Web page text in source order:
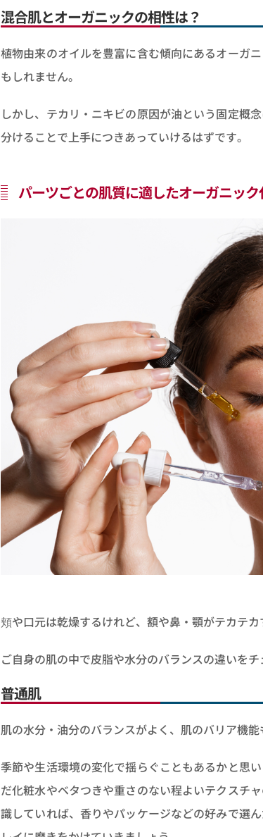
混合肌とオーガニックの相性は？
植物由来のオイルを豊富に含む傾向にあるオーガ
もしれません。
しかし、テカリ・ニキビの原因が油という固定概
分けることで上手につきあっていけるはずです。
パーツごとの肌質に適したオーガニッ
頬や口元は乾燥するけれど、額や鼻・顎がテカテ
ご自身の肌の中で皮脂や水分のバランスの違いを
普通肌
肌の水分・油分のバランスがよく、肌のバリア機
季節や生活環境の変化で揺らぐこともあるかと思
だ化粧水やベタつきや重さのない程よいテクスチ
識していれば、香りやパッケージなどの好みで選